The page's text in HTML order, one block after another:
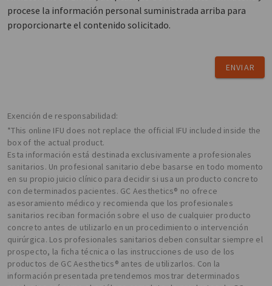
procese la información personal suministrada arriba para
proporcionarte el contenido solicitado.
ENVIAR
Exención de responsabilidad:
*This online IFU does not replace the official IFU included inside the
box of the actual product.
Esta información está destinada exclusivamente a profesionales
sanitarios. Un profesional sanitario debe basarse en todo momento
en su propio juicio clínico para decidir si usa un producto concreto
con determinados pacientes. GC Aesthetics® no ofrece
asesoramiento médico y recomienda que los profesionales
sanitarios reciban formación sobre el uso de cualquier producto
concreto antes de utilizarlo en un procedimiento o intervención
quirúrgica. Los profesionales sanitarios deben consultar siempre el
prospecto, la ficha técnica o las instrucciones de uso de los
productos de GC Aesthetics® antes de utilizarlos. Con la
información presentada pretendemos mostrar determinados